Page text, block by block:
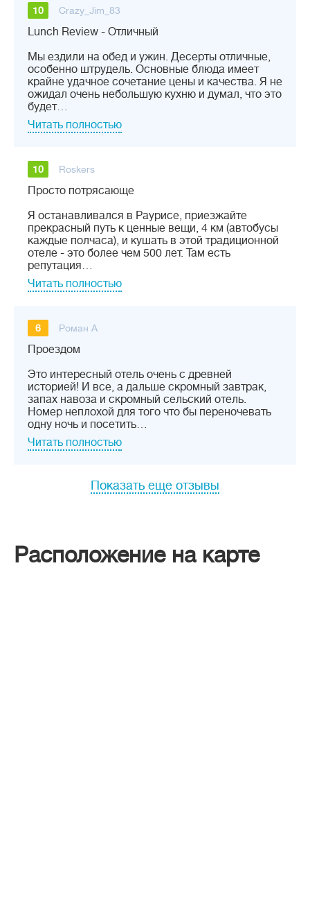
10 Crazy_Jim_83
Lunch Review - Отличный
Мы ездили на обед и ужин. Десерты отличные,
особенно штрудель. Основные блюда имеет
крайне удачное сочетание цены и качества. Я не
ожидал очень небольшую кухню и думал, что это
будет…
Читать полностью
10 Roskers
Просто потрясающе
Я останавливался в Раурисе, приезжайте
прекрасный путь к ценные вещи, 4 км (автобусы
каждые полчаса), и кушать в этой традиционной
отеле - это более чем 500 лет. Там есть
репутация…
Читать полностью
6 Роман А
Проездом
Это интересный отель очень с древней
историей! И все, а дальше скромный завтрак,
запах навоза и скромный сельский отель.
Номер неплохой для того что бы переночевать
одну ночь и посетить…
Читать полностью
Показать еще отзывы
Расположение на карте